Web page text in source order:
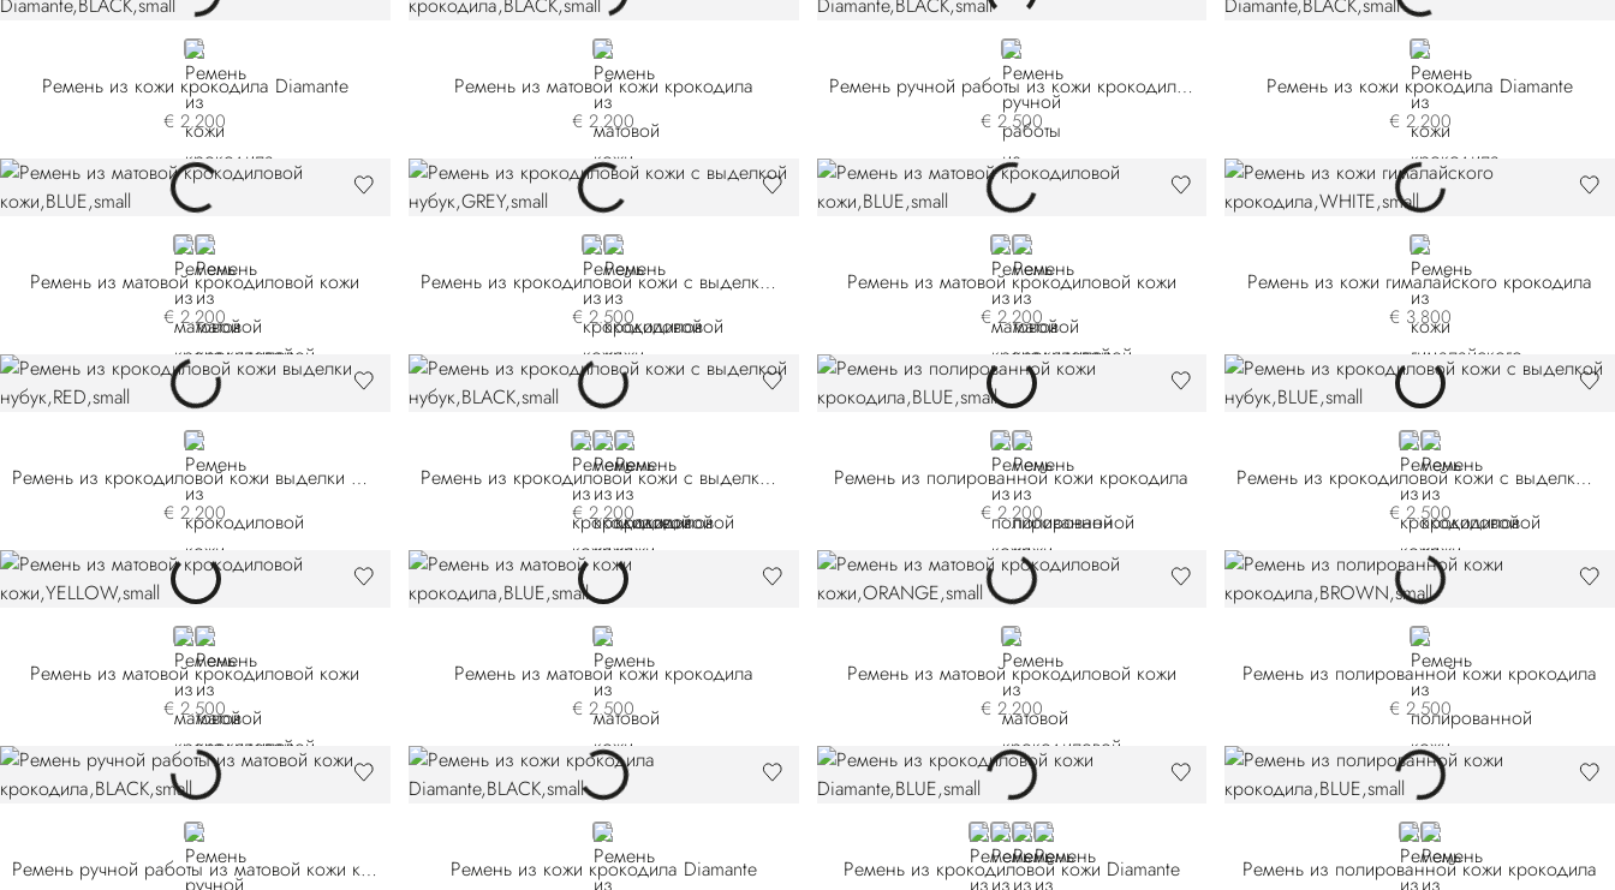
BLACK
Ремень из кожи крокодила Diamante
€ 2.200
BLACK
Ремень из матовой кожи крокодила
€ 2.200
BLACK
Ремень ручной работы из кожи крокодила Diamante
€ 2.500
BLACK
Ремень из кожи крокодила Diamante
€ 2.200
BLUEBLACK
Ремень из матовой крокодиловой кожи
€ 2.200
GREYBROWN C558T1-M079
Ремень из крокодиловой кожи с выделкой нубук
€ 2.500
BLUEBROWN
Ремень из матовой крокодиловой кожи
€ 2.200
WHITE
Ремень из кожи гималайского крокодила
€ 3.800
RED
Ремень из крокодиловой кожи выделки нубук
€ 2.200
BLACK
REDGREEN
Ремень из крокодиловой кожи с выделкой нубук
€ 2.200
BLUEBLACK
Ремень из полированной кожи крокодила
€ 2.200
BLUEBLACK
Ремень из крокодиловой кожи с выделкой нубук
€ 2.500
YELLOW
BLACK
Ремень из матовой крокодиловой кожи
€ 2.500
BLUE C558P3-B013
Ремень из матовой кожи крокодила
€ 2.500
ORANGE
Ремень из матовой крокодиловой кожи
€ 2.200
BROWN
Ремень из полированной кожи крокодила
€ 2.500
BLACK
Ремень ручной работы из матовой кожи крокодила
BLACK
Ремень из кожи крокодила Diamante
BLUEBROWN
BLACK
RED
Ремень из крокодиловой кожи Diamante
BLUEBROWN
Ремень из полированной кожи крокодила